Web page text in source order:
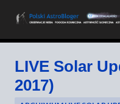
Przejdź do
LIVE Solar
2017)